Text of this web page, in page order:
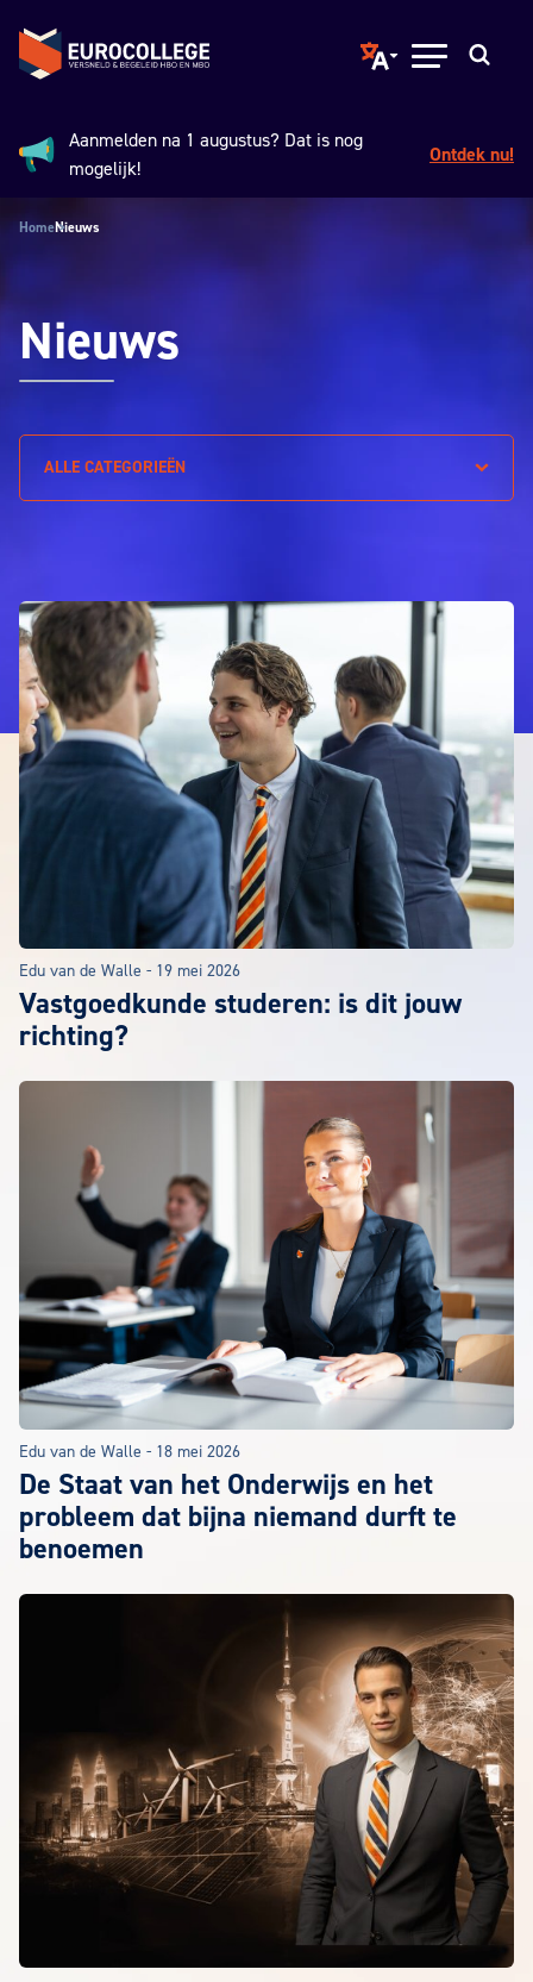
Spring naar hoofdinhoud
Terug naar de homepage
Translate page to
Open menu
Aankondiging:
Aanmelden na 1 augustus? Dat is nog
mogelijk!
Ontdek nu!
HomeNieuws
Nieuws
ALLE CATEGORIEËN
Edu van de Walle - 19 mei 2026
Vastgoedkunde studeren: is dit jouw
richting?
Edu van de Walle - 18 mei 2026
De Staat van het Onderwijs en het
probleem dat bijna niemand durft te
benoemen